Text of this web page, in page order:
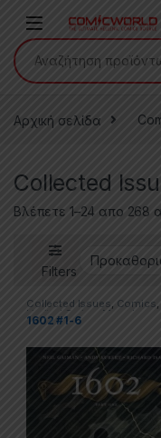
Αναζήτηση για:
Αρχική σελίδα
Collected
Βλέπετε 1–24 απο 268
Filters
Collected Issues, Comics,
Limited Series Marvel
1602 #1-6